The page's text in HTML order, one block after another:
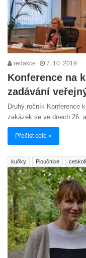
redakce 7. 10. 2019
Konference na
zadávání
Druhý ročník Konference
zakázek se ve dnech 26.
Přečíst celé »
kuňky Ploučnice